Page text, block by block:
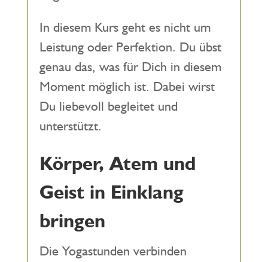
In diesem Kurs geht es nicht um
Leistung oder Perfektion. Du übst
genau das, was für Dich in diesem
Moment möglich ist. Dabei wirst
Du liebevoll begleitet und
unterstützt.
Körper, Atem und
Geist in Einklang
bringen
Die Yogastunden verbinden